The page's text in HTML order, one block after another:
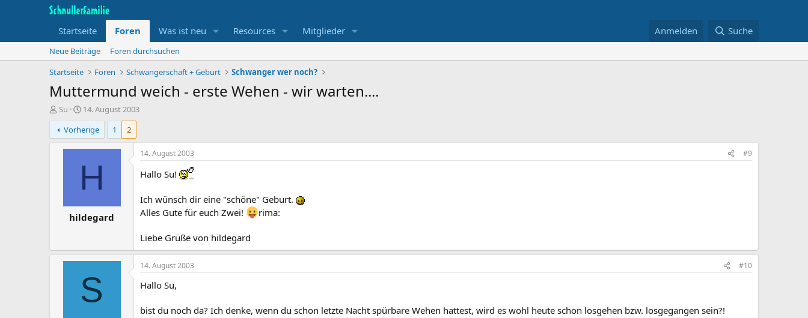
Startseite Foren Was ist neu Resources Mitglieder Anmelden Suche
Neue Beiträge
Foren durchsuchen
Startseite
Foren Schwangerschaft + Geburt Schwanger wer noch?
Muttermund weich - erste Wehen - wir warten....
T
h
e
m
Su
B
e
g
i
n
d
u
m
14. August 2003
Vorherige
1 2
H
hildegard
14. August 2003 #9
Hallo Su!
Ich wünsch dir eine "schöne" Geburt.
Alles Gute für euch Zwei!
rima:
Liebe Grüße von hildegard
S
14. August 2003 #10
Hallo Su,
bist du noch da? Ich denke, wenn du schon letzte Nacht spürbare Wehen hattest, wird es wohl heute schon losgehen bzw. losgegangen sein?!